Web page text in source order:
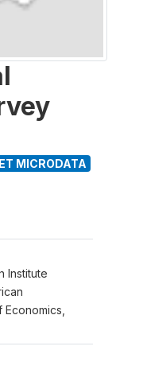
MICRODATA
Institute